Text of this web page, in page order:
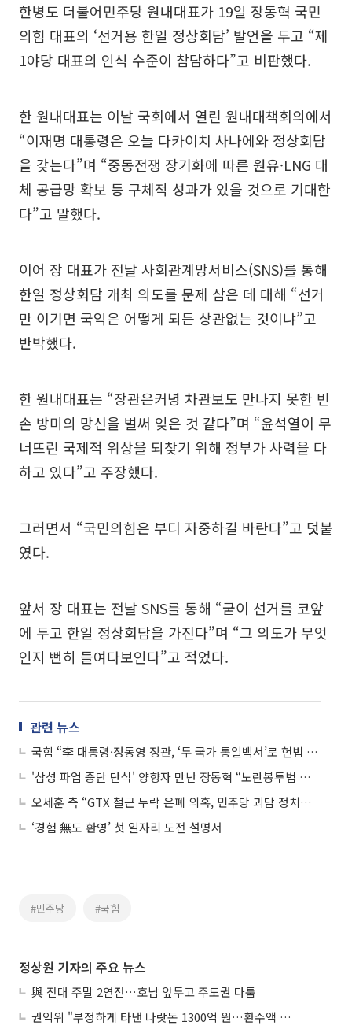
한병도 더불어민주당 원내대표가 19일 장동혁 국민
의힘 대표의 ‘선거용 한일 정상회담’ 발언을 두고 “제
1야당 대표의 인식 수준이 참담하다”고 비판했다.
한 원내대표는 이날 국회에서 열린 원내대책회의에서
“이재명 대통령은 오늘 다카이치 사나에와 정상회담
을 갖는다”며 “중동전쟁 장기화에 따른 원유·LNG 대
체 공급망 확보 등 구체적 성과가 있을 것으로 기대한
다”고 말했다.
이어 장 대표가 전날 사회관계망서비스(SNS)를 통해
한일 정상회담 개최 의도를 문제 삼은 데 대해 “선거
만 이기면 국익은 어떻게 되든 상관없는 것이냐”고
반박했다.
한 원내대표는 “장관은커녕 차관보도 만나지 못한 빈
손 방미의 망신을 벌써 잊은 것 같다”며 “윤석열이 무
너뜨린 국제적 위상을 되찾기 위해 정부가 사력을 다
하고 있다”고 주장했다.
그러면서 “국민의힘은 부디 자중하길 바란다”고 덧붙
였다.
앞서 장 대표는 전날 SNS를 통해 “굳이 선거를 코앞
에 두고 한일 정상회담을 가진다”며 “그 의도가 무엇
인지 뻔히 들여다보인다”고 적었다.
관련 뉴스
국힘 “李 대통령·정동영 장관, ‘두 국가 통일백서’로 헌법 부정”
'삼성 파업 중단 단식' 양향자 만난 장동혁 “노란봉투법 통과시킨 민주당이 해결해야“
오세훈 측 “GTX 철근 누락 은폐 의혹, 민주당 괴담 정치⋯즉각 중단하라”
‘경험 無도 환영’ 첫 일자리 도전 설명서
#민주당 #국힘
정상원 기자의 주요 뉴스
與 전대 주말 2연전…호남 앞두고 주도권 다툼
권익위 "부정하게 타낸 나랏돈 1300억 원…환수액 역대 최대"